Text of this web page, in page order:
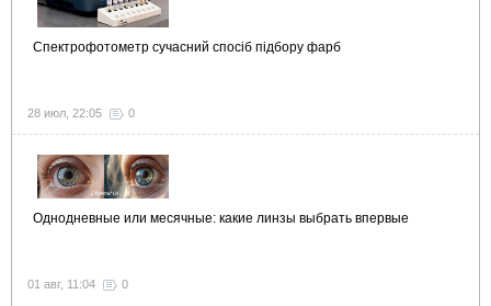
Спектрофотометр сучасний спосіб підбору фарб
28 июл, 22:05 0
Однодневные или месячные: какие линзы выбрать впервые
01 авг, 11:04 0